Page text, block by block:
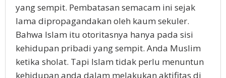
yang sempit. Pembatasan semacam ini sejak
lama dipropagandakan oleh kaum sekuler.
Bahwa Islam itu otoritasnya hanya pada sisi
kehidupan pribadi yang sempit. Anda Muslim
ketika sholat. Tapi Islam tidak perlu menuntun
kehidupan anda dalam melakukan aktifitas di